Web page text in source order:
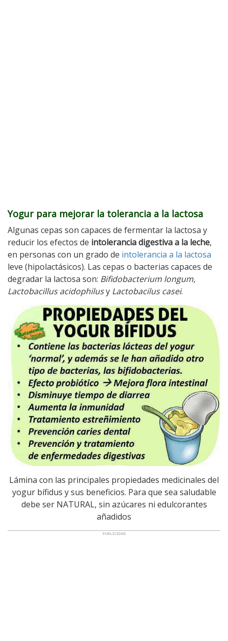
Yogur para mejorar la tolerancia a la lactosa
Algunas cepas son capaces de fermentar la lactosa y
reducir los efectos de intolerancia digestiva a la leche,
en personas con un grado de intolerancia a la lactosa
leve (hipolactásicos). Las cepas o bacterias capaces de
degradar la lactosa son: Bifidobacterium longum,
Lactobacillus acidophilusy Lactobacilus casei.
Lámina con las principales propiedades medicinales del
yogur bífidus y sus beneficios. Para que sea saludable
debe ser NATURAL, sin azúcares ni edulcorantes
añadidos